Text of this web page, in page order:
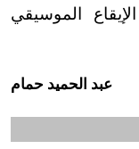
الموسيقي
عبد الحميد حمام